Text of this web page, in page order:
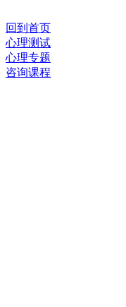
回到首页
心理测试
心理专题
咨询课程